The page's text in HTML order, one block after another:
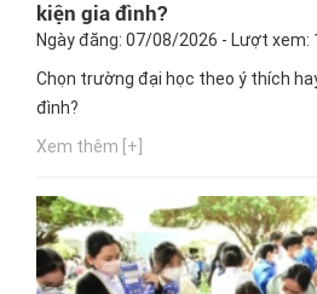
kiện gia đình?
Ngày đăng: 07/08/2026 - Lượt xem:
Chọn trường đại học theo ý thích
đình?
Xem thêm [+]